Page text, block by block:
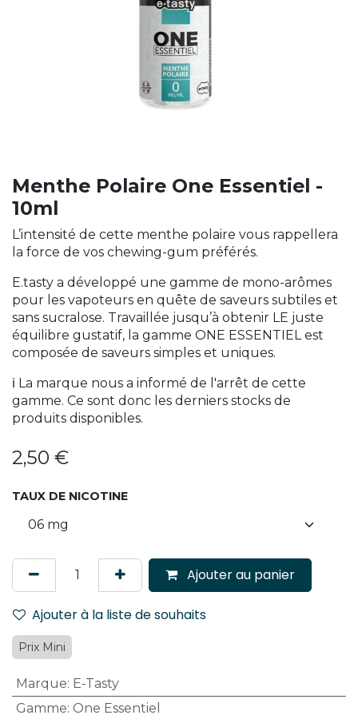
Menthe Polaire One Essentiel -
10ml
L’intensité de cette menthe polaire vous rappellera
la force de vos chewing-gum préférés.
E.tasty a développé une gamme de mono-arômes
pour les vapoteurs en quête de saveurs subtiles et
sans sucralose. Travaillée jusqu’à obtenir LE juste
équilibre gustatif, la gamme ONE ESSENTIEL est
composée de saveurs simples et uniques.
ℹ️ La marque nous a informé de l'arrêt de cette
gamme. Ce sont donc les derniers stocks de
produits disponibles.
2,50 €
TAUX DE NICOTINE
Ajouter au panier
Ajouter à la liste de souhaits
Prix Mini
Marque: E-Tasty
Gamme: One Essentiel